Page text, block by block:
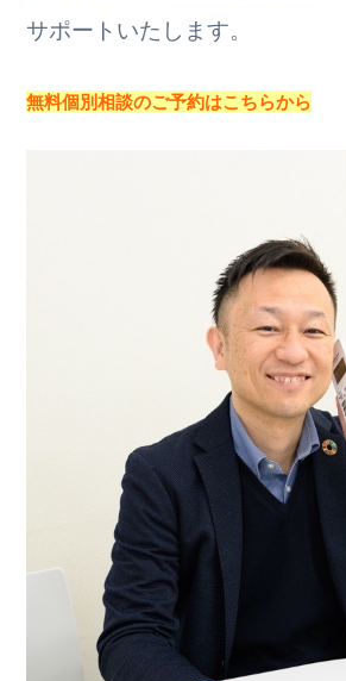
サポートいたします。
無料個別相談のご予約はこちらから